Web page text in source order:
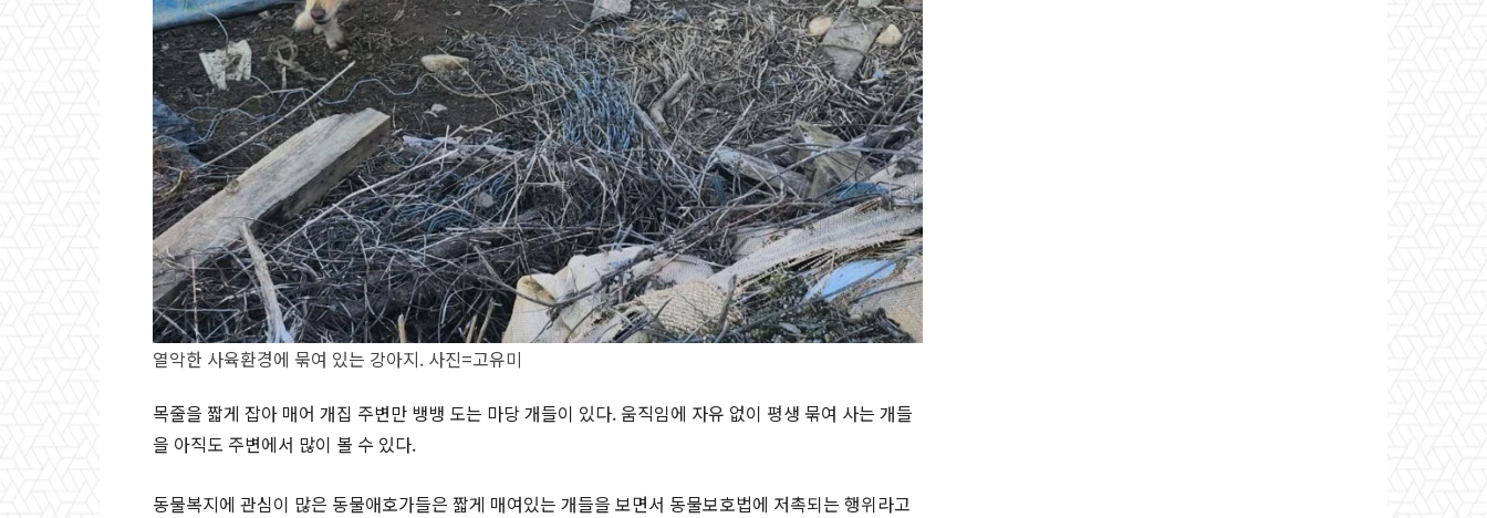
열악한 사육환경에 묶여 있는 강아지. 사진=고유미
목줄을 짧게 잡아 매어 개집 주변만 뱅뱅 도는 마당 개들이 있다. 움직임에 자유 없이 평생 묶여 사는 개들
을 아직도 주변에서 많이 볼 수 있다.
동물복지에 관심이 많은 동물애호가들은 짧게 매여있는 개들을 보면서 동물보호법에 저촉되는 행위라고